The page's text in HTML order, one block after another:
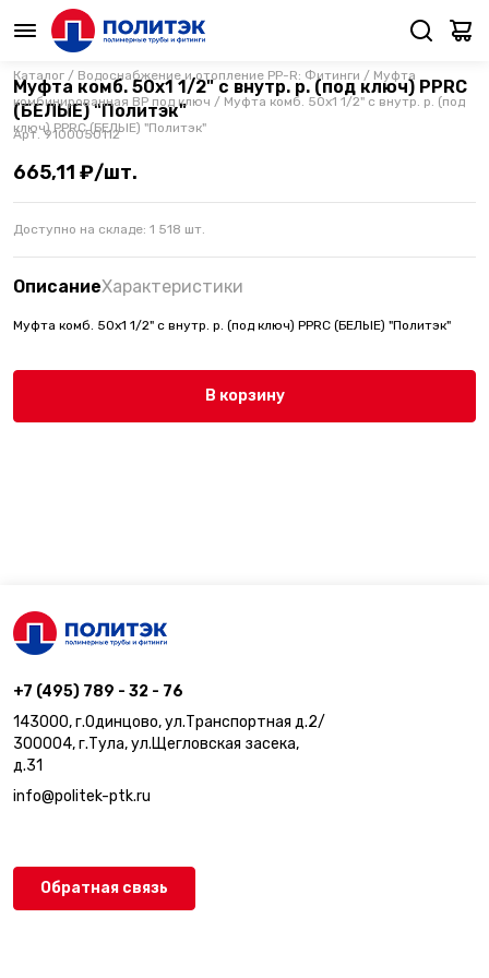
Каталог / Водоснабжение и отопление PP-R: Фитинги / Муфта
комбинированная ВР под ключ / Муфта комб. 50х1 1/2" с внутр. р. (под
ключ) PPRC (БЕЛЫЕ) "Политэк"
Муфта комб. 50х1 1/2" с внутр. р. (под ключ) PPRC
(БЕЛЫЕ) "Политэк"
Арт.9100050112
665,11 ₽/шт.
Доступно на складе: 1 518 шт.
ОписаниеХарактеристики
Муфта комб. 50х1 1/2" с внутр. р. (под ключ) PPRC (БЕЛЫЕ) "Политэк"
В корзину
+7 (495) 789 - 32 - 76
143000, г.Одинцово, ул.Транспортная д.2/
300004, г.Тула, ул.Щегловская засека,
д.31
info@politek-ptk.ru
Обратная связь